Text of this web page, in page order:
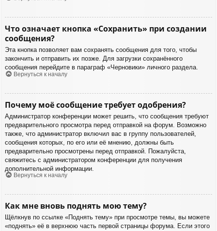
Что означает кнопка «Сохранить» при создании
сообщения?
Эта кнопка позволяет вам сохранять сообщения для того, чтобы
закончить и отправить их позже. Для загрузки сохранённого
сообщения перейдите в параграф «Черновики» личного раздела.
Вернуться к началу
Почему моё сообщение требует одобрения?
Администратор конференции может решить, что сообщения требуют
предварительного просмотра перед отправкой на форум. Возможно
также, что администратор включил вас в группу пользователей,
сообщения которых, по его или её мнению, должны быть
предварительно просмотрены перед отправкой. Пожалуйста,
свяжитесь с администратором конференции для получения
дополнительной информации.
Вернуться к началу
Как мне вновь поднять мою тему?
Щёлкнув по ссылке «Поднять тему» при просмотре темы, вы можете
«поднять» её в верхнюю часть первой страницы форума. Если этого